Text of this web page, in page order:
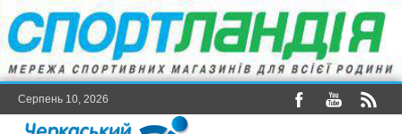
Серпень 10, 2026